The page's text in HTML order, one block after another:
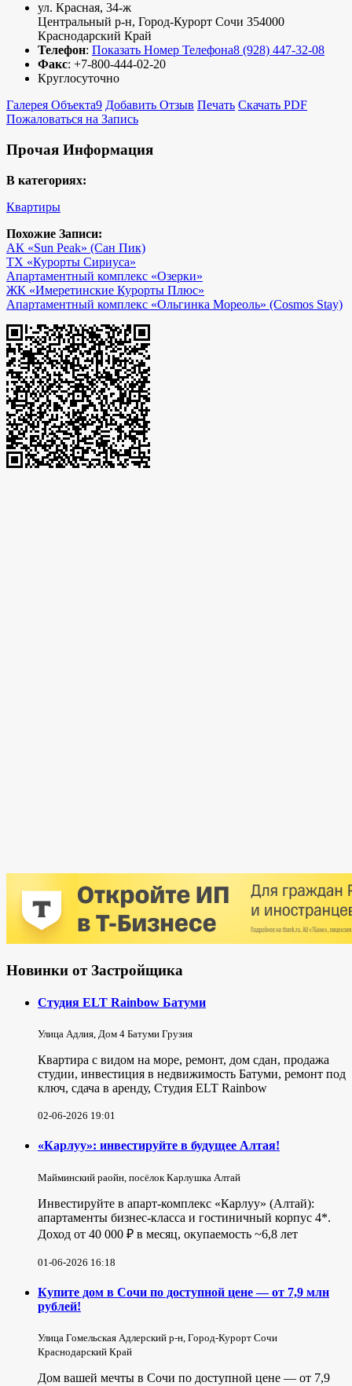
ул. Красная, 34-ж
Центральный р-н, Город-Курорт Сочи 354000
Краснодарский Край
Телефон: Показать Номер Телефона8 (928) 447-32-08
Факс: +7-800-444-02-20
Круглосуточно
Галерея Объекта9 Добавить Отзыв Печать Скачать PDF
Пожаловаться на Запись
Прочая Информация
В категориях:
Квартиры
Похожие Записи:
АК «Sun Peak» (Сан Пик)
ТХ «Курорты Сириуса»
Апартаментный комплекс «Озерки»
ЖК «Имеретинские Курорты Плюс»
Апартаментный комплекс «Ольгинка Мореоль» (Cosmos Stay)
Новинки от Застройщика
Студия ELT Rainbow Батуми
Улица Адлия, Дом 4 Батуми Грузия
Квартира с видом на море, ремонт, дом сдан, продажа
студии, инвестиция в недвижимость Батуми, ремонт под
ключ, сдача в аренду, Студия ELT Rainbow
02-06-2026 19:01
«Карлуу»: инвестируйте в будущее Алтая!
Майминский раойн, посёлок Карлушка Алтай
Инвестируйте в апарт-комплекс «Карлуу» (Алтай):
апартаменты бизнес-класса и гостиничный корпус 4*.
Доход от 40 000 ₽ в месяц, окупаемость ~6,8 лет
01-06-2026 16:18
Купите дом в Сочи по доступной цене — от 7,9 млн
рублей!
Улица Гомельская Адлерский р-н, Город-Курорт Сочи
Краснодарский Край
Дом вашей мечты в Сочи по доступной цене — от 7,9